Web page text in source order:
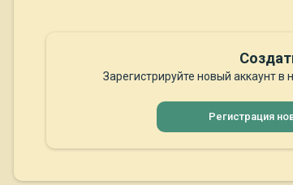
Зарегистрируйте новый аккаунт
Регистрация